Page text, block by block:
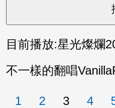
目前播放:星光燦爛
不一樣的翻唱
1 2 3 4